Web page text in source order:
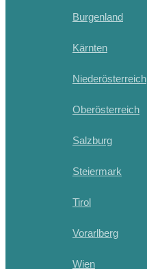
Burgenland
Kärnten
Niederösterreich
Oberösterreich
Salzburg
Steiermark
Tirol
Vorarlberg
Wien